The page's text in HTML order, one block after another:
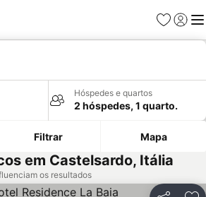
Favoritos
Iniciar
Hóspedes e quartos
2 hóspedes, 1 quarto.
Filtrar Mapa
em Castelsardo, Itália
os resultados